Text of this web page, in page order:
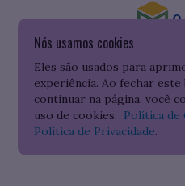
Nós usamos cookies
Eles são usados para
experiência. Ao fechar este
continuar na página, você
uso de cookies. Política de
Política de Privacidade.
Consulte o cadastro da